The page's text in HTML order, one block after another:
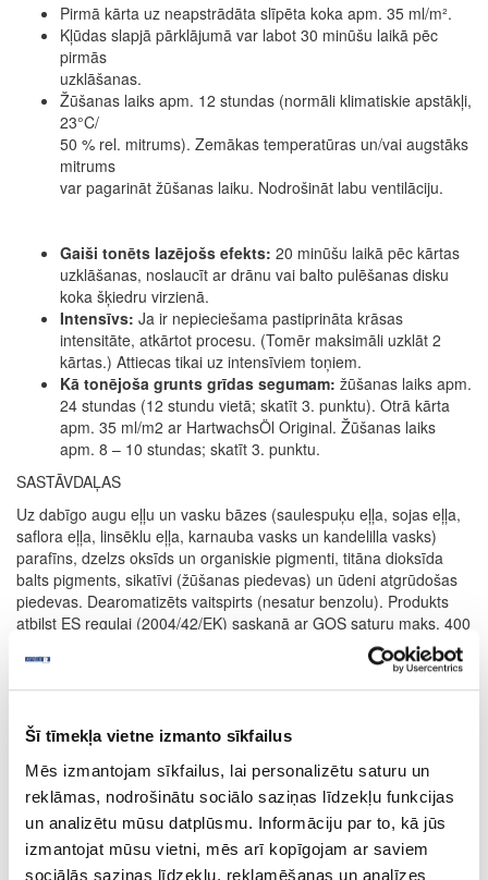
Šī tīmekļa vietne izmanto sīkfailus
Mēs izmantojam sīkfailus, lai personalizētu saturu un
reklāmas, nodrošinātu sociālo saziņas līdzekļu funkcijas
un analizētu mūsu datplūsmu. Informāciju par to, kā jūs
izmantojat mūsu vietni, mēs arī kopīgojam ar saviem
sociālās saziņas līdzekļu, reklamēšanas un analīzes
Pirmā kārta uz neapstrādāta slīpēta koka apm. 35 ml/m².
Kļūdas slapjā pārklājumā var labot 30 minūšu laikā pēc
pirmās
uzklāšanas.
Žūšanas laiks apm. 12 stundas (normāli klimatiskie apstākļi,
23°C/
50 % rel. mitrums). Zemākas temperatūras un/vai augstāks
mitrums
var pagarināt žūšanas laiku. Nodrošināt labu ventilāciju.
Gaiši tonēts lazējošs efekts: 20 minūšu laikā pēc kārtas
uzklāšanas, noslaucīt ar drānu vai balto pulēšanas disku
koka šķiedru virzienā.
Intensīvs: Ja ir nepieciešama pastiprināta krāsas
intensitāte, atkārtot procesu. (Tomēr maksimāli uzklāt 2
kārtas.) Attiecas tikai uz intensīviem toņiem.
Kā tonējoša grunts grīdas segumam: žūšanas laiks apm.
24 stundas (12 stundu vietā; skatīt 3. punktu). Otrā kārta
apm. 35 ml/m2 ar HartwachsÖl Original. Žūšanas laiks
apm. 8 – 10 stundas; skatīt 3. punktu.
SASTĀVDAĻAS
Uz dabīgo augu eļļu un vasku bāzes (saulespuķu eļļa, sojas eļļa,
saflora eļļa, linsēklu eļļa, karnauba vasks un kandelilla vasks)
parafīns, dzelzs oksīds un organiskie pigmenti, titāna dioksīda
balts pigments, sikatīvi (žūšanas piedevas) un ūdeni atgrūdošas
piedevas. Dearomatizēts vaitspirts (nesatur benzolu). Produkts
atbilst ES regulai (2004/42/EK) saskaņā ar GOS saturu maks. 400
Precizēta sastāvdaļu deklarācija pieejama pēc pieprasījuma.
1 litrs nosedz apm. 24 m² ar vienu kārtu.
Produkta patēriņš ir ļoti atkarīgs no koksnes īpašībām. Visa
informācija attiecas uz gludām un ēvelētām/zāģētām virsmām.
Citas virsmas var novest pie mazākas segtspējas.
Pēc pieprasījuma pieejami 0.125L, 2.5L iepakojumi.